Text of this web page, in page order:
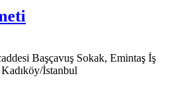
Başçavuş Sokak, Emintaş İş
İstanbul